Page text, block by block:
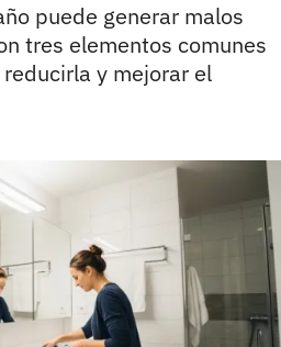
puede generar malos
tres elementos comunes
y mejorar el